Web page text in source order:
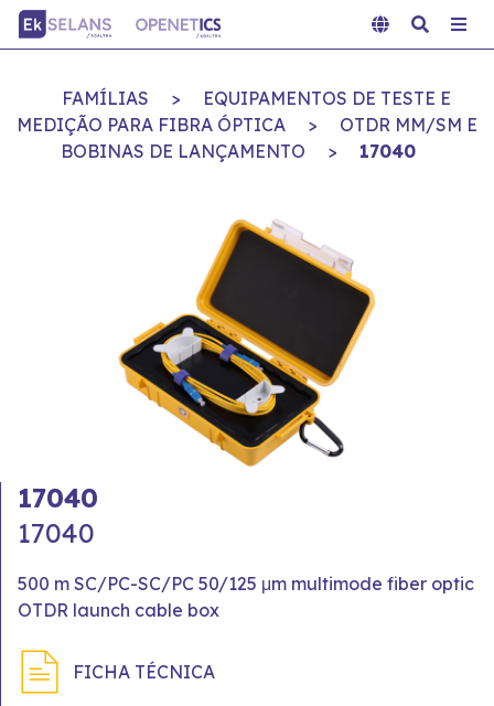
FAMÍLIAS >
EQUIPAMENTOS DE TESTE E
MEDIÇÃO PARA FIBRA ÓPTICA
>
OTDR MM/SM E
BOBINAS DE LANÇAMENTO
> 17040
17040
17040
500 m SC/PC-SC/PC 50/125 μm multimode fiber optic
OTDR launch cable box
FICHA TÉCNICA